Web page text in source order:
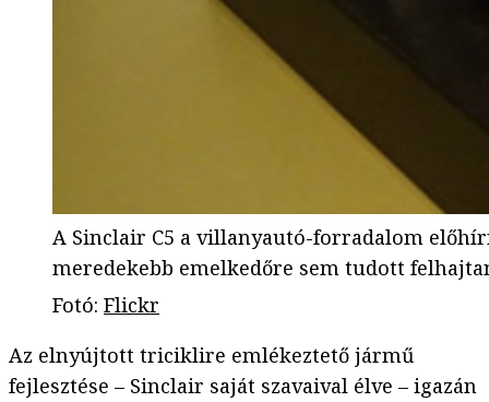
A Sinclair C5 a villanyautó-forradalom
meredekebb emelkedőre sem tudott
Fotó: Flickr
Az elnyújtott triciklire emlékeztető jármű
fejlesztése – Sinclair saját szavaival élve – igazán